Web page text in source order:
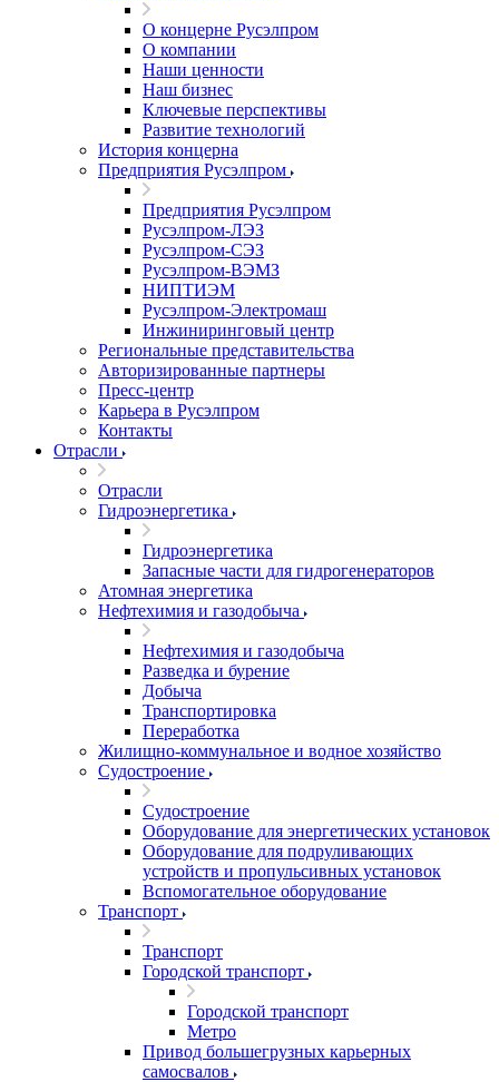
О концерне Русэлпром
О компании
Наши ценности
Наш бизнес
Ключевые перспективы
Развитие технологий
История концерна
Предприятия Русэлпром
Предприятия Русэлпром
Русэлпром-ЛЭЗ
Русэлпром-СЭЗ
Русэлпром-ВЭМЗ
НИПТИЭМ
Русэлпром-Электромаш
Инжиниринговый центр
Региональные представительства
Авторизированные партнеры
Пресс-центр
Карьера в Русэлпром
Контакты
Отрасли
Отрасли
Гидроэнергетика
Гидроэнергетика
Запасные части для гидрогенераторов
Атомная энергетика
Нефтехимия и газодобыча
Нефтехимия и газодобыча
Разведка и бурение
Добыча
Транспортировка
Переработка
Жилищно-коммунальное и водное хозяйство
Судостроение
Судостроение
Оборудование для энергетических установок
Оборудование для подруливающих
устройств и пропульсивных установок
Вспомогательное оборудование
Транспорт
Транспорт
Городской транспорт
Городской транспорт
Метро
Привод большегрузных карьерных
самосвалов